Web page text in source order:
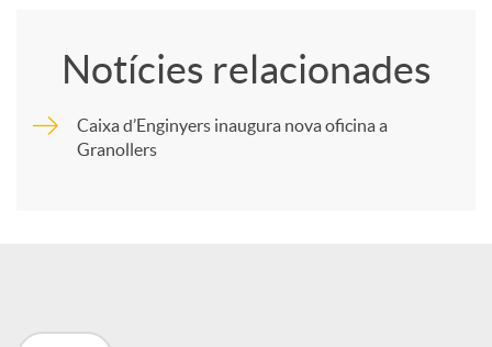
m
Notícies relacionades
Caixa d’Enginyers inaugura nova oficina a
Granollers